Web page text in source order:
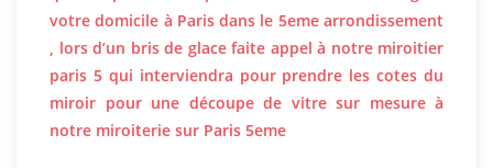
votre domicile à Paris dans le 5eme arrondissement
, lors d’un bris de glace faite appel à notre miroitier
paris 5 qui interviendra pour prendre les cotes du
miroir pour une découpe de vitre sur mesure à
notre miroiterie sur Paris 5eme